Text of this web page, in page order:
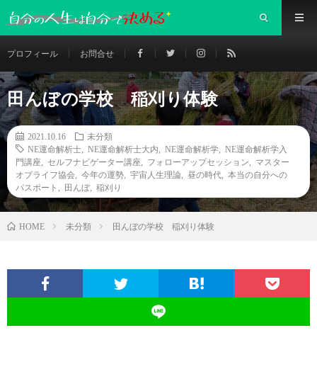
プロフィール お問合せ
田んぼの学校 稲刈り体験
2021.10.16
未分類
NE運命解析士
NE運命解析士大内 NE運命解析学
NE運命解析学入
門講座
セルフナビゲーター講座 フォローアップセッション
マスター
オブライフ協会
今年の運勢 宇宙人生理論 昼の時代
本当の自分への
パスポート
田んぼ, 稲刈り
HOME 未分類 田んぼの学校 稲刈り体験